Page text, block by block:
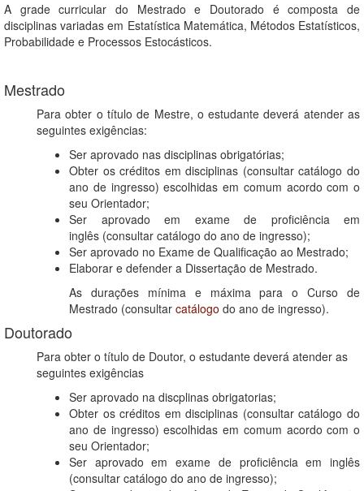
A grade curricular do Mestrado e Doutorado é composta de
disciplinas variadas em Estatística Matemática, Métodos Estatísticos,
Probabilidade e Processos Estocásticos.
Mestrado
Para obter o título de Mestre, o estudante deverá atender as
seguintes exigências:
Ser aprovado nas disciplinas obrigatórias;
Obter os créditos em disciplinas (consultar catálogo do
ano de ingresso) escolhidas em comum acordo com o
seu Orientador;
Ser aprovado em exame de proficiência em
inglês (consultar catálogo do ano de ingresso);
Ser aprovado no Exame de Qualificação ao Mestrado;
Elaborar e defender a Dissertação de Mestrado.
As durações mínima e máxima para o Curso de
Mestrado (consultar catálogo do ano de ingresso).
Doutorado
Para obter o título de Doutor, o estudante deverá atender as
seguintes exigências
Ser aprovado na discplinas obrigatorias;
Obter os créditos em disciplinas (consultar catálogo do
ano de ingresso) escolhidas em comum acordo com o
seu Orientador;
Ser aprovado em exame de proficiência em inglês
(consultar catálogo do ano de ingresso);